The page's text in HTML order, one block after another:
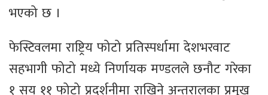
भएको छ ।
फेस्टिवलमा राष्ट्रिय फोटो प्रतिस्पर्धामा देशभरवाट
सहभागी फोटो मध्ये निर्णायक मण्डलले छनौट गरेका